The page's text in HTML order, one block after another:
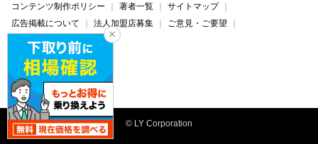
コンテンツ制作ポリシー
著者一覧
サイトマップ
広告掲載について
法人加盟店募集
ご意見・ご要望
ヘルプ・お問い合わせ
carview! Yahoo! JAPAN
© LY Corporation